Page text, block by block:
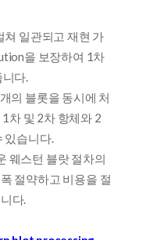
쳐 일관되고 재현 가
을 보장하여 1차
다.
의 블롯을 동시에 처
차 및 2차 항체와 2
있습니다.
웨스턴 블랏 절차의
절약하고 비용을 절
다.